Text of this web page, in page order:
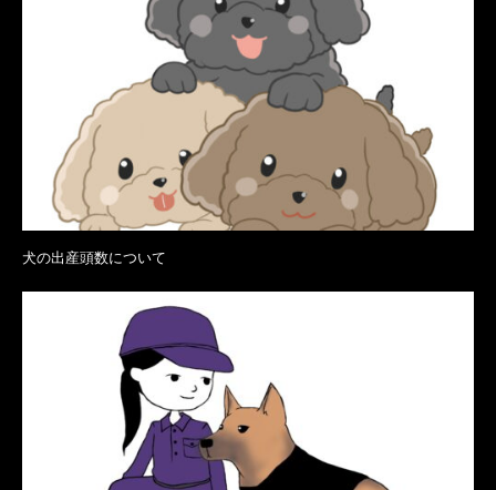
犬の出産頭数について